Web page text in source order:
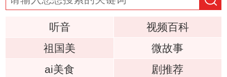
听音
视频百科
祖国美
微故事
ai美食
剧推荐